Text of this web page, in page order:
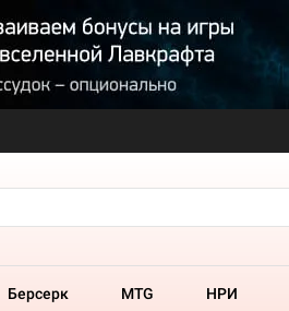
Берсерк MTG НРИ